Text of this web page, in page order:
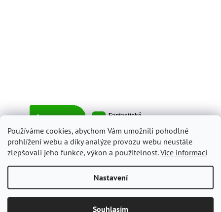
Používáme cookies, abychom Vám umožnili pohodlné
prohlížení webu a díky analýze provozu webu neustále
zlepšovali jeho funkce, výkon a použitelnost.Více informací
Nastavení
Souhlasím
Copyright 2026ItalyShop.cz. Všechna práva vyhrazena.Upravit
nastavení cookies